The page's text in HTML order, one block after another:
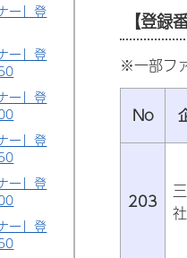
ー」登
ー」登
ー」登
ー」登
ー」登
ー」登
【登録
※一部フ
No
203
社